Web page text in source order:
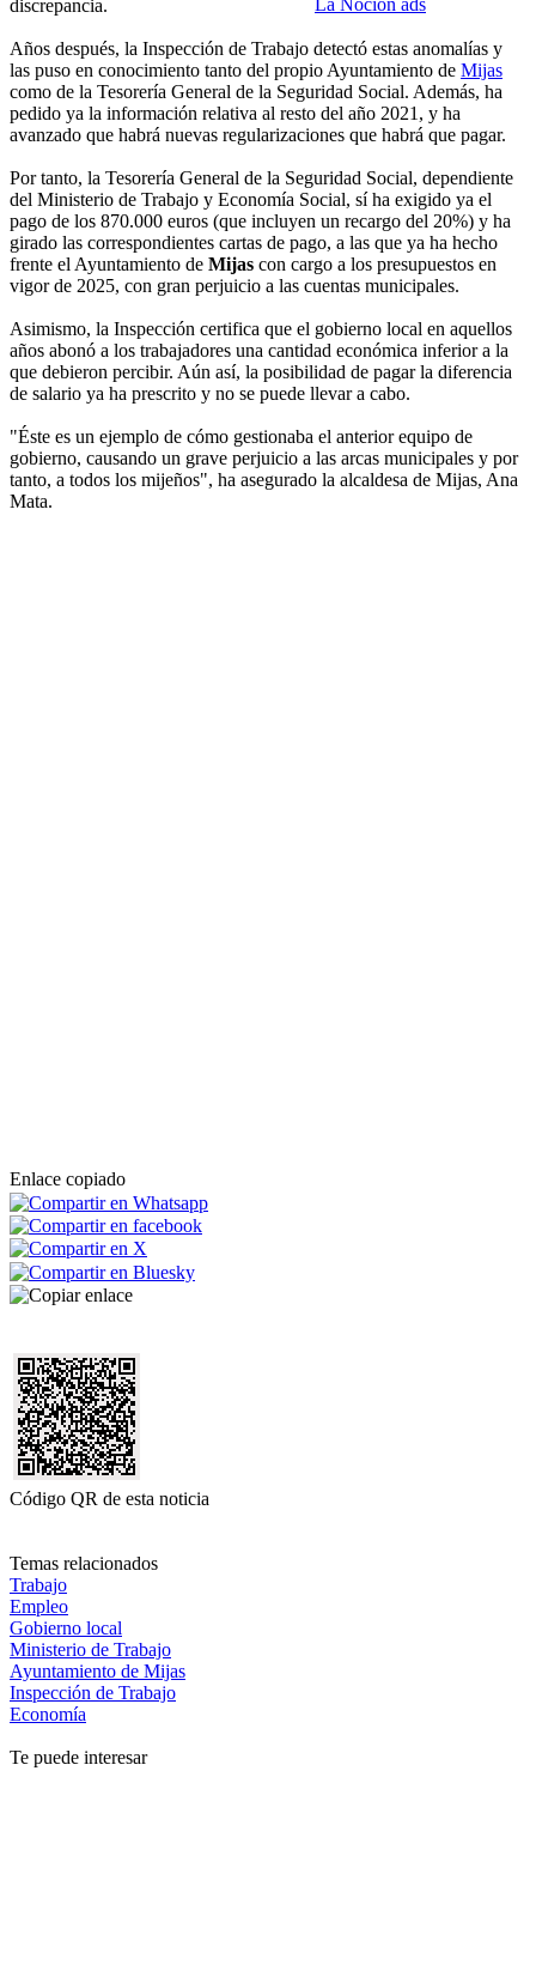
La Noción ads
discrepancia.
Años después, la Inspección de Trabajo detectó estas anomalías y
las puso en conocimiento tanto del propio Ayuntamiento de Mijas
como de la Tesorería General de la Seguridad Social. Además, ha
pedido ya la información relativa al resto del año 2021, y ha
avanzado que habrá nuevas regularizaciones que habrá que pagar.
Por tanto, la Tesorería General de la Seguridad Social, dependiente
del Ministerio de Trabajo y Economía Social, sí ha exigido ya el
pago de los 870.000 euros (que incluyen un recargo del 20%) y ha
girado las correspondientes cartas de pago, a las que ya ha hecho
frente el Ayuntamiento de Mijas con cargo a los presupuestos en
vigor de 2025, con gran perjuicio a las cuentas municipales.
Asimismo, la Inspección certifica que el gobierno local en aquellos
años abonó a los trabajadores una cantidad económica inferior a la
que debieron percibir. Aún así, la posibilidad de pagar la diferencia
de salario ya ha prescrito y no se puede llevar a cabo.
"Éste es un ejemplo de cómo gestionaba el anterior equipo de
gobierno, causando un grave perjuicio a las arcas municipales y por
tanto, a todos los mijeños", ha asegurado la alcaldesa de Mijas, Ana
Mata.
Enlace copiado
Código QR de esta noticia
Temas relacionados
Trabajo
Empleo
Gobierno local
Ministerio de Trabajo
Ayuntamiento de Mijas
Inspección de Trabajo
Economía
Te puede interesar